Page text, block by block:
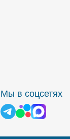
Мы в соцсетях